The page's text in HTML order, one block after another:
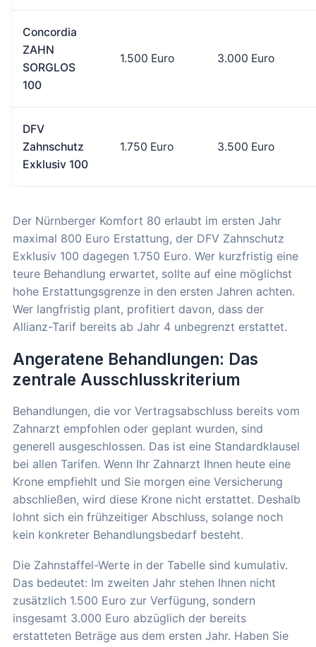
Concordia
ZAHN
SORGLOS
100
1.500 Euro 3.000 Euro
DFV
Zahnschutz
Exklusiv 100
1.750 Euro 3.500 Euro
Der Nürnberger Komfort 80 erlaubt im ersten Jahr
maximal 800 Euro Erstattung, der DFV Zahnschutz
Exklusiv 100 dagegen 1.750 Euro. Wer kurzfristig eine
teure Behandlung erwartet, sollte auf eine möglichst
hohe Erstattungsgrenze in den ersten Jahren achten.
Wer langfristig plant, profitiert davon, dass der
Allianz-Tarif bereits ab Jahr 4 unbegrenzt erstattet.
Angeratene Behandlungen: Das
zentrale Ausschlusskriterium
Behandlungen, die vor Vertragsabschluss bereits vom
Zahnarzt empfohlen oder geplant wurden, sind
generell ausgeschlossen. Das ist eine Standardklausel
bei allen Tarifen. Wenn Ihr Zahnarzt Ihnen heute eine
Krone empfiehlt und Sie morgen eine Versicherung
abschließen, wird diese Krone nicht erstattet. Deshalb
lohnt sich ein frühzeitiger Abschluss, solange noch
kein konkreter Behandlungsbedarf besteht.
Die Zahnstaffel-Werte in der Tabelle sind kumulativ.
Das bedeutet: Im zweiten Jahr stehen Ihnen nicht
zusätzlich 1.500 Euro zur Verfügung, sondern
insgesamt 3.000 Euro abzüglich der bereits
erstatteten Beträge aus dem ersten Jahr. Haben Sie